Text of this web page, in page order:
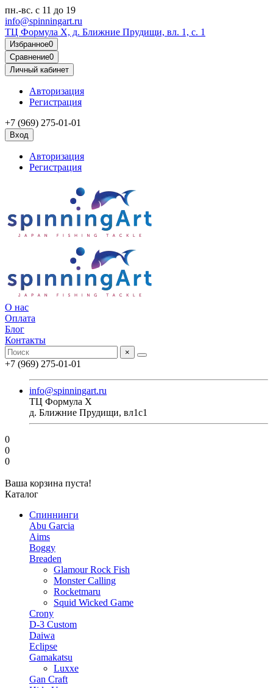
пн.-вс. с 11 до 19
info@spinningart.ru
ТЦ Формула X, д. Ближние Прудищи, вл. 1, с. 1
Избранное0
Сравнение0
Личный кабинет
Авторизация
Регистрация
+7 (969) 275-01-01
Вход
Авторизация
Регистрация
О нас
Оплата
Блог
Контакты
×
+7 (969) 275-01-01
info@spinningart.ru
ТЦ Формула X
д. Ближние Прудищи, вл1с1
0
0
0
Ваша корзина пуста!
Каталог
Спиннинги
Abu Garcia
Aims
Boggy
Breaden
Glamour Rock Fish
Monster Calling
Rocketmaru
Squid Wicked Game
Crony
D-3 Custom
Daiwa
Eclipse
Gamakatsu
Luxxe
Gan Craft